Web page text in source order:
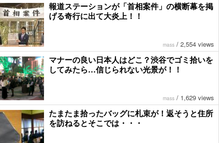
報道ステーションが「首相案件」の横断幕を掲
げる奇行に出て大炎上！！
mass / 2,554 views
マナーの良い日本人はどこ？渋谷でゴミ拾いを
してみたら…信じられない光景が！！
mass / 1,629 views
たまたま拾ったバッグに札束が！返そうと住所
を訪ねるとそこでは・・・